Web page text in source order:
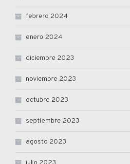
febrero 2024
enero 2024
diciembre 2023
noviembre 2023
octubre 2023
septiembre 2023
agosto 2023